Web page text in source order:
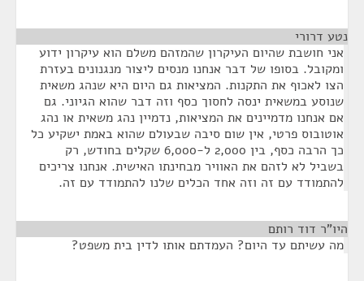
נטע דרורי
אני חושבת שהיום העיקרון שהמזהם משלם הוא עיקרון ידוע
ומקובל. בסופו של דבר אנחנו מנסים ליצור מנגנונים בעזרת
הצו לאכוף את התקנות. המציאות גם היום היא שנהג משאית
שנוסע במשאית ינסה לחסוך כסף וזה דבר שהוא הגיוני. גם
אם אנחנו מדמיינים את המציאות, נדמיין נהג משאית או נהג
אוטובוס פרטי, אין שום סיבה שבעולם שהוא באמת ישקיע כל
כך הרבה כסף, בין 2,000 ל-6,000 שקלים בחודש, רק
בשביל לא לזהם את האוויר מבחינתו האישית. אנחנו צריכים
להתמודד עם זה וזה אחד הכלים שלנו להתמודד עם זה.
היו"ר דוד רותם
מה עשיתם עד היום? העמדתם אותו לדין בית משפט?